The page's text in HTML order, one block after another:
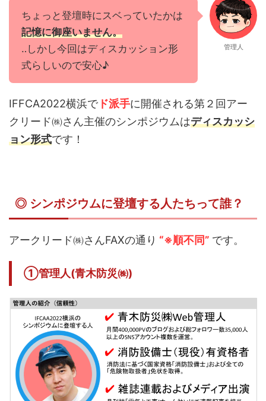
ちょっと登壇時にスベっていたかは
記憶に御座いません。
‥しかし今回はディスカッション形
式らしいので安心♪
管理人
IFFCA2022横浜でド派手に開催される第２回アー
クリード㈱さん主催のシンポジウムはディスカッシ
ョン形式です！
◎ シンポジウムに登壇する人たちって誰？
アークリード㈱さんFAXの通り “※順不同” です。
①管理人(青木防災㈱)